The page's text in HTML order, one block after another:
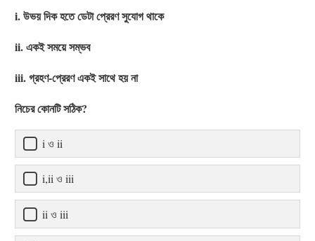
i. উভয় দিক হতে ডেটা প্রেরণ সুযোগ থাকে
ii. একই সময়ে সম্ভব
iii. গ্রহণ-প্রেরণ একই সাথে হয় না
নিচের কোনটি সঠিক?
i ও ii
i,ii ও iii
ii ও iii